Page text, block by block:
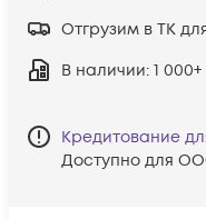
Отгрузим в ТК
В наличии: 1
Кредитование
Доступно для